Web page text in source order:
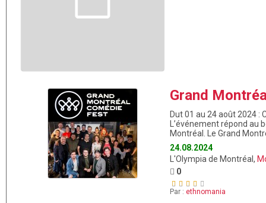
Grand
Dut 01 au 24 août 2024 :
L’événement répond
Montréal. Le Grand
24.08.2024
L'Olympia de Montréal,
0
Par : ethnomania